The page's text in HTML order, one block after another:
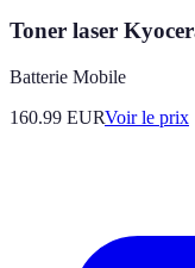
Toner laser
Batterie Mobile
160.99 EURVoir le prix